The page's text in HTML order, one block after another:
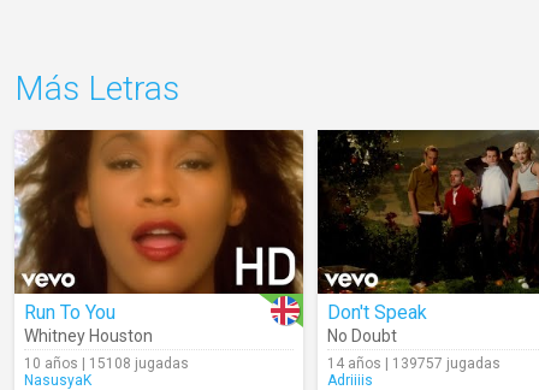
Más Letras
Run To You
Whitney Houston
10 años | 15108 jugadas
NasusyaK
Don't Speak
No Doubt
14 años | 139757 jugadas
Adriiiis